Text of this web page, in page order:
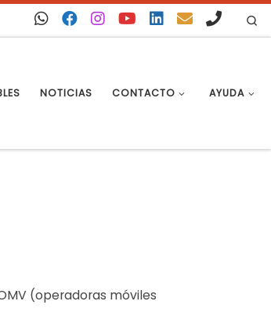
NOTICIAS CONTACTO AYUDA
(operadoras móviles